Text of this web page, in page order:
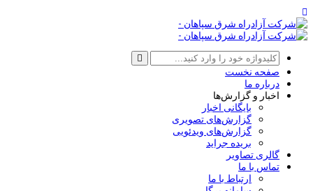
صفحه نخست
درباره ما
اخبار و گزارش‌ها
بایگانی اخبار
گزارش‌های تصویری
گزارش‌های ویدئویی
بریده جراید
گالری تصاویر
تماس با ما
ارتباط با ما